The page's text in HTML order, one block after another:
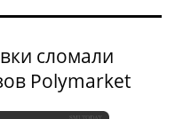
сломали
Polymarket